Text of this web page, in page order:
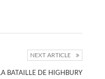
NEXT ARTICLE
LA BATAILLE DE HIGHBURY